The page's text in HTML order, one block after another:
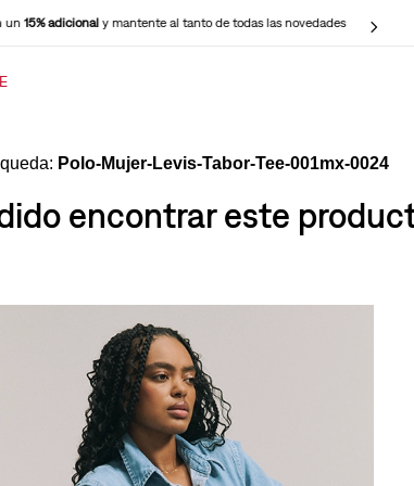
un15% adicional y mantente al tanto de todas las novedades
Polo-Mujer-Levis-Tabor-Tee-001mx-0024
encontrar este
1.
jeans mujer
2
jeans mujer 501
jeans mujer 318
wide leg
505 jeans hombre
polo hombre